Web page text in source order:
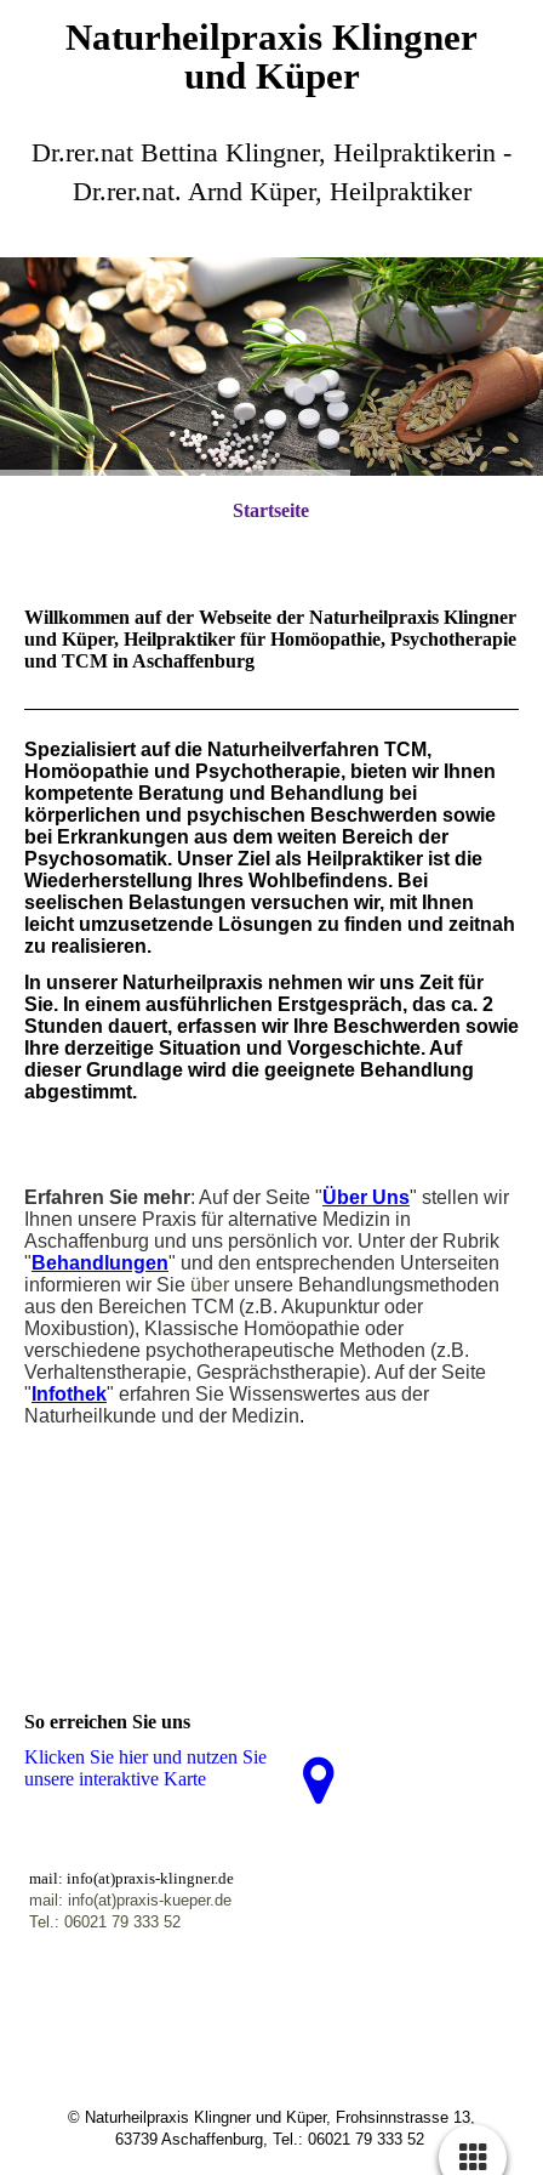
Naturheilpraxis Klingner
und Küper
Dr.rer.nat Bettina Klingner, Heilpraktikerin -
Dr.rer.nat. Arnd Küper, Heilpraktiker
Startseite
Willkommen auf der Webseite der Naturheilpraxis Klingner
und Küper, Heilpraktiker für Homöopathie, Psychotherapie
und TCM in Aschaffenburg
Spezialisiert auf die Naturheilverfahren TCM,
Homöopathie und Psychotherapie, bieten wir Ihnen
kompetente Beratung und Behandlung bei
körperlichen und psychischen Beschwerden sowie
bei Erkrankungen aus dem weiten Bereich der
Psychosomatik. Unser Ziel als Heilpraktiker ist die
Wiederherstellung Ihres Wohlbefindens. Bei
seelischen Belastungen versuchen wir, mit Ihnen
leicht umzusetzende Lösungen zu finden und zeitnah
zu realisieren.
In unserer Naturheilpraxis nehmen wir uns Zeit für
Sie. In einem ausführlichen Erstgespräch, das ca. 2
Stunden dauert, erfassen wir Ihre Beschwerden sowie
Ihre derzeitige Situation und Vorgeschichte. Auf
dieser Grundlage wird die geeignete Behandlung
abgestimmt.
Erfahren Sie mehr: Auf der Seite "Über Uns" stellen wir
Ihnen unsere Praxis für alternative Medizin in
Aschaffenburg und uns persönlich vor. Unter der Rubrik
" Behandlungen" und den entsprechenden Unterseiten
informieren wir Sie über unsere Behandlungsmethoden
aus den Bereichen TCM (z.B. Akupunktur oder
Moxibustion), Klassische Homöopathie oder
verschiedene psychotherapeutische Methoden (z.B.
Verhaltenstherapie, Gesprächstherapie). Auf der Seite
" Infothek" erfahren Sie Wissenswertes aus der
Naturheilkunde und der Medizin.
So erreichen Sie uns
Klicken Sie hier und nutzen Sie
unsere interaktive Karte
mail: info(at)praxis-klingner.de
mail: info(at)praxis-kueper.de
Tel.: 06021 79 333 52
© Naturheilpraxis Klingner und Küper, Frohsinnstrasse 13,
63739 Aschaffenburg, Tel.: 06021 79 333 52